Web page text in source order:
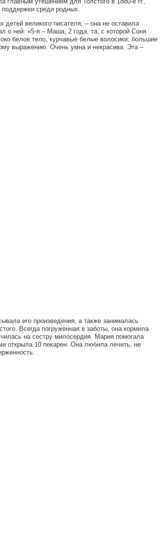
среди родных.
детей великого писателя, – она не оставила
о ней: «5-я – Маша, 2 года, та, с которой Соня
белое тело, курчавые белые волосики; большие
выражению. Очень умна и некрасива. Эта –
его произведения, а также занималась
Всегда погруженная в заботы, она кормила
на сестру милосердия. Мария помогала
открыла 10 пекарен. Она любила лечить, не